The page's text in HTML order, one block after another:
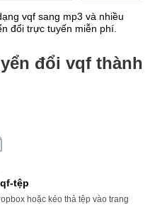
vqf sang mp3 và nhiều
đổi trực tuyến miễn phí.
đổi vqf thành
tệp
hoặc kéo thả tệp vào trang